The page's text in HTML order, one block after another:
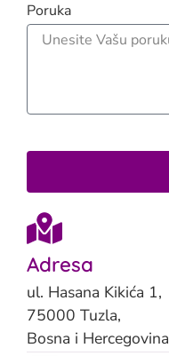
Adresa
ul. Hasana Kikića 1,
75000 Tuzla,
Bosna i Hercegovina
Poruka